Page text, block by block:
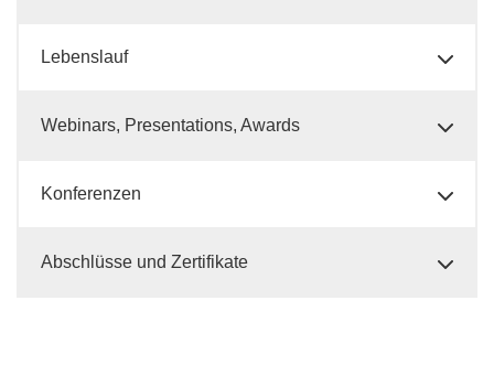
Lebenslauf
Webinars, Presentations, Awards
Konferenzen
Abschlüsse und Zertifikate